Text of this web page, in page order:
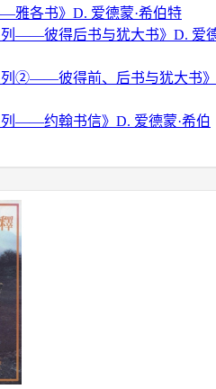
雅各书》D. 爱德蒙·希伯特
列——彼得后书与犹大书》D. 爱
列②——彼得前、后书与犹大书》
列——约翰书信》D. 爱德蒙·希伯